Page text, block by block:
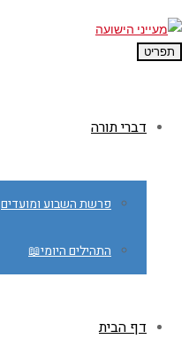
תפריט
דברי תורה
פרשת השבוע ומועדים
התהילים היומי📖
דף הבית